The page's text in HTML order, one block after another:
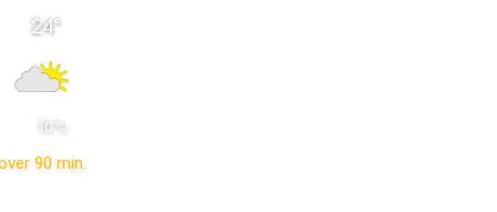
90 min.
24°
10 %